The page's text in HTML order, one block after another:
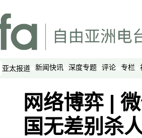
亚太报道 新闻快讯 深度专题 评论 专栏
网络博弈 |
国无差别杀